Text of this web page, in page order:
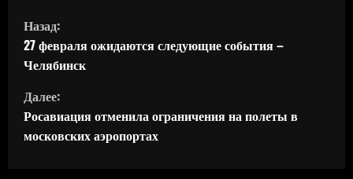
П
р
о
д
о
Назад:
27 февраля ожидаются следующие события –
Челябинск
Далее:
Росавиация отменила ограничения на полеты в
московских аэропортах